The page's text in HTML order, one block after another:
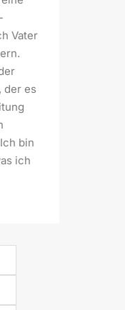
Vater
der es
bin
ich